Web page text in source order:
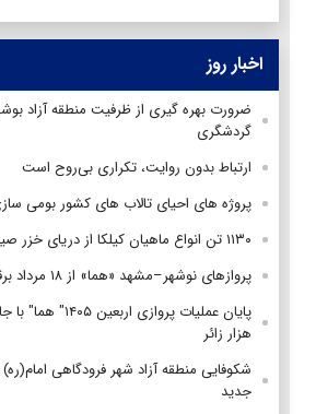
اخبار روز
ضرورت بهره گیری از ظرفیت منطقه آزاد
گردشگری
ارتباط بدون روایت، تکراری بی‌روح است
پروژه های احیای تالاب های کشور بومی
۱۱۳۰ تن انواع ماهیان کیلکا از دریای خزر صید شد
پروازهای نوشهر–مشهد «هما» از ۱۸ مرداد برقرار می‌شود
هزار زائر
شکوفایی منطقه آزاد شهر فرودگاهی
جدید